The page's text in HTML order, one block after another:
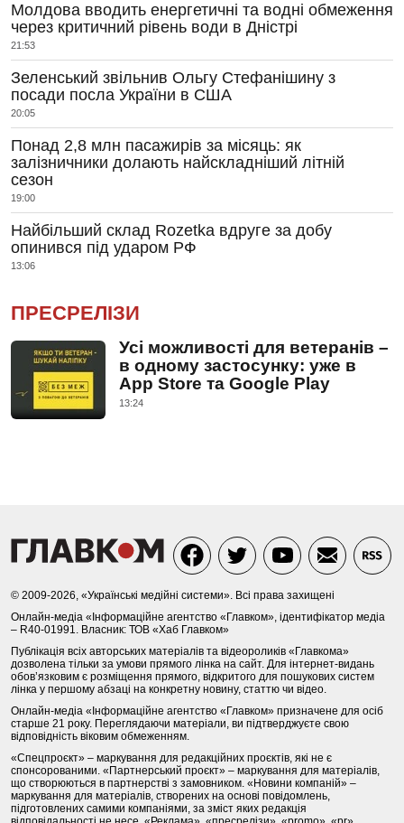
Молдова вводить енергетичні та водні обмеження
через критичний рівень води в Дністрі
21:53
Зеленський звільнив Ольгу Стефанішину з
посади посла України в США
20:05
Понад 2,8 млн пасажирів за місяць: як
залізничники долають найскладніший літній
сезон
19:00
Найбільший склад Rozetka вдруге за добу
опинився під ударом РФ
13:06
ПРЕСРЕЛІЗИ
Усі можливості для ветеранів –
в одному застосунку: уже в
App Store та Google Play
13:24
© 2009-2026, «Українські медійні системи». Всі права захищені
Онлайн-медіа «Інформаційне агентство «Главком», ідентифікатор медіа
– R40-01991. Власник: ТОВ «Хаб Главком»
Публікація всіх авторських матеріалів та відеороликів «Главкома»
дозволена тільки за умови прямого лінка на сайт. Для інтернет-видань
обов’язковим є розміщення прямого, відкритого для пошукових систем
лінка у першому абзаці на конкретну новину, статтю чи відео.
Онлайн-медіа «Інформаційне агентство «Главком» призначене для осіб
старше 21 року. Переглядаючи матеріали, ви підтверджуєте свою
відповідність віковим обмеженням.
«Спецпроєкт» – маркування для редакційних проєктів, які не є
спонсорованими. «Партнерський проєкт» – маркування для матеріалів,
що створюються в партнерстві з замовником. «Новини компаній» –
маркування для матеріалів, створених на основі повідомлень,
підготовлених самими компаніями, за зміст яких редакція